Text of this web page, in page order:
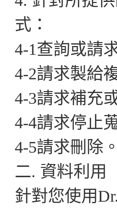
式：
4-1查詢或請
4-2請求製給
4-3請求補充
4-4請求停止
4-5請求刪除。
二. 資料利用
針對您使用